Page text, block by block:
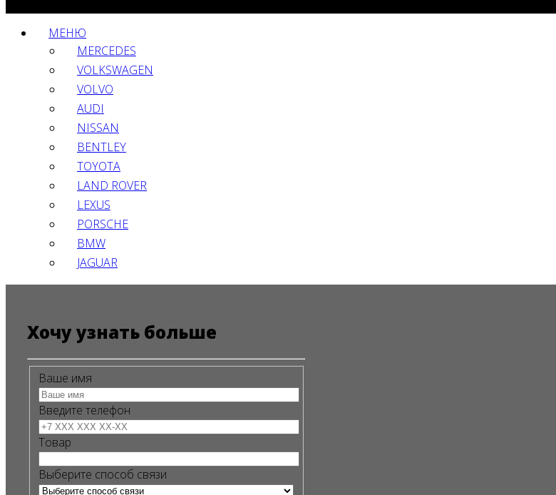
МЕНЮ
MERCEDES
VOLKSWAGEN
VOLVO
AUDI
NISSAN
BENTLEY
TOYOTA
LAND ROVER
LEXUS
PORSCHE
BMW
JAGUAR
Хочу узнать больше
Ваше имя
Введите телефон
Товар
Выберите способ связи